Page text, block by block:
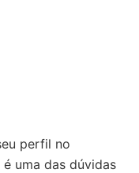
perfil no
uma das dúvidas